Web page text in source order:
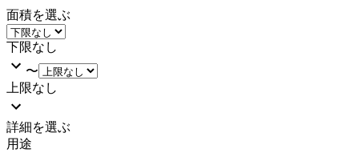
面積を選ぶ
下限なし
〜
上限なし
詳細を選ぶ
用途